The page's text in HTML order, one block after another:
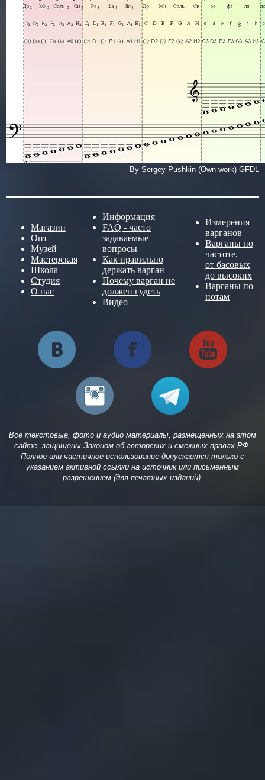
By Sergey Pushkin (Own work) GFDL
Магазин
Опт
Музей
Мастерская
Школа
Студия
О нас
Информация
FAQ - часто
задаваемые
вопросы
Как правильно
держать варган
Почему варган не
должен гудеть
Видео
Измерения
варганов
Варганы по
частоте,
от басовых
до высоких
Варганы по
нотам
Все текстовые, фото и аудио материалы, размещенных на этом
сайте, защищены Законом об авторских и смежных правах РФ.
Полное или частичное использование допускается только с
указанием активной ссылки на источник или письменным
разрешением (для печатных изданий).